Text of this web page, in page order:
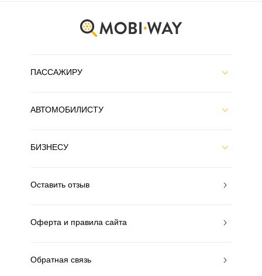
ПАССАЖИРУ
АВТОМОБИЛИСТУ
БИЗНЕСУ
Оставить отзыв
Оферта и правила сайта
Обратная связь